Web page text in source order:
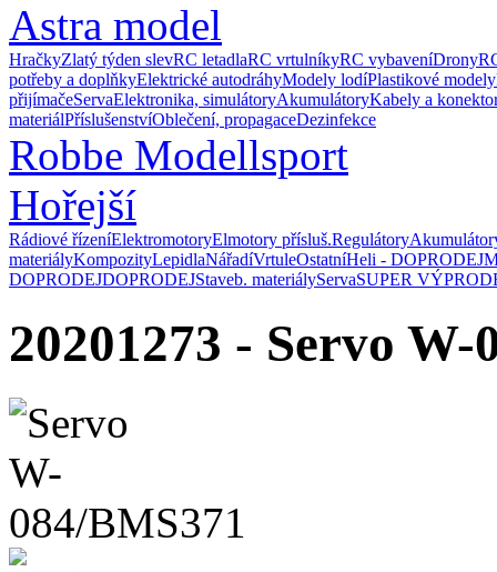
Astra model
HračkyZlatý týden slevRC letadlaRC vrtulníkyRC vybaveníDrony
potřeby a doplňkyElektrické autodráhyModely lodíPlastikové modely
přijímačeServaElektronika, simulátoryAkumulátoryKabely a
materiálPříslušenstvíOblečení, propagaceDezinfekce
Robbe Modellsport
Hořejší
Rádiové řízeníElektromotoryElmotory přísluš.Regulátory
materiályKompozityLepidlaNářadíVrtuleOstatníHeli - DOPRODEJ
DOPRODEJDOPRODEJStaveb. materiályServaSUPER
20201273 - Servo W-